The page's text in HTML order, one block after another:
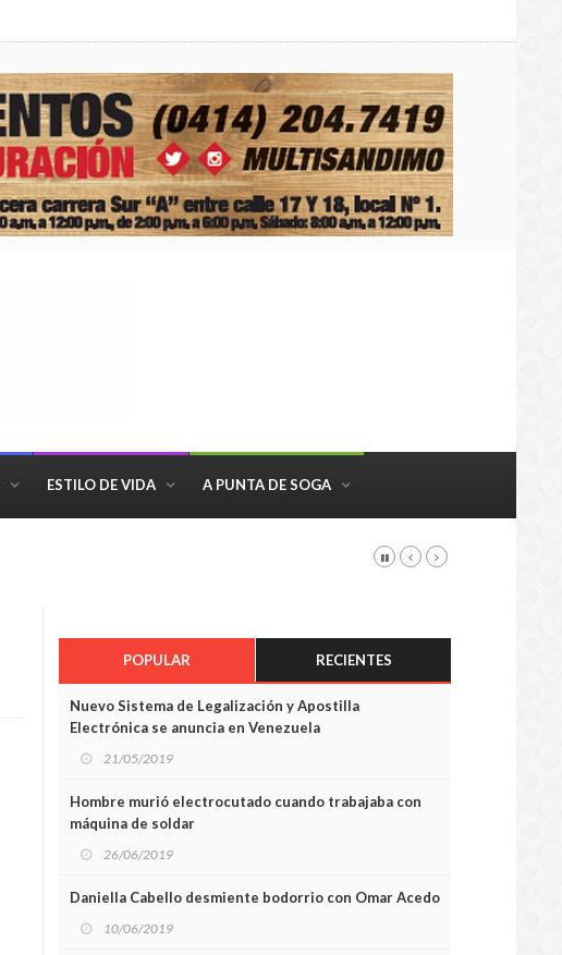
ESTILO DE VIDA A PUNTA DE SOGA
POPULAR RECIENTES
Nuevo Sistema de Legalización y Apostilla
Electrónica se anuncia en Venezuela
21/05/2019
Hombre murió electrocutado cuando trabajaba con
máquina de soldar
26/06/2019
Daniella Cabello desmiente bodorrio con Omar Acedo
10/06/2019